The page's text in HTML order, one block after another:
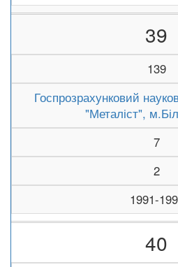
39
139
Госпрозрахунковий
"Металіст",
7
2
1991-
40